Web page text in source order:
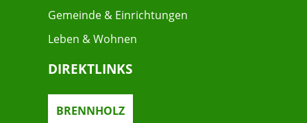
Gemeinde & Einrichtungen
Leben & Wohnen
DIREKTLINKS
BRENNHOLZ